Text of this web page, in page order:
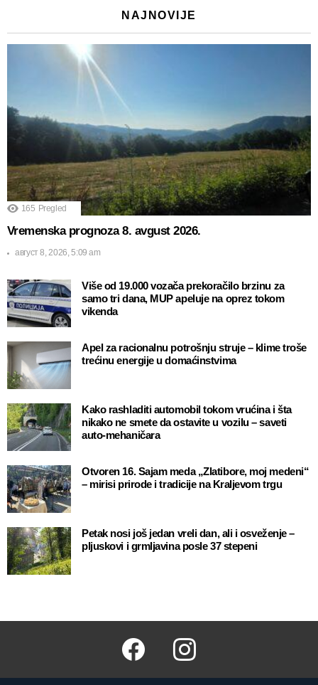
NAJNOVIJE
165 Pregled
Vremenska prognoza 8. avgust 2026.
август 8, 2026, 5:09 am
Više od 19.000 vozača prekoračilo brzinu za
samo tri dana, MUP apeluje na oprez tokom
vikenda
Apel za racionalnu potrošnju struje – klime troše
trećinu energije u domaćinstvima
Kako rashladiti automobil tokom vrućina i šta
nikako ne smete da ostavite u vozilu – saveti
auto-mehaničara
Otvoren 16. Sajam meda „Zlatibore, moj medeni“
– mirisi prirode i tradicije na Kraljevom trgu
Petak nosi još jedan vreli dan, ali i osveženje –
pljuskovi i grmljavina posle 37 stepeni
Facebook Instagram